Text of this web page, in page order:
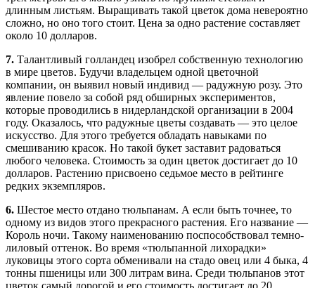
длинным листьям. Выращивать такой цветок дома невероятно
сложно, но оно того стоит. Цена за одно растение составляет
около 10 долларов.
7. Талантливый голландец изобрел собственную технологию
в мире цветов. Будучи владельцем одной цветочной
компании, он выявил новый индивид — радужную розу. Это
явление повело за собой ряд обширных экспериментов,
которые проводились в нидерландской организации в 2004
году. Оказалось, что радужные цветы создавать — это целое
искусство. Для этого требуется обладать навыками по
смешиванию красок. Но такой букет заставит радоваться
любого человека. Стоимость за один цветок достигает до 10
долларов. Растению присвоено седьмое место в рейтинге
редких экземпляров.
6. Шестое место отдано тюльпанам. А если быть точнее, то
одному из видов этого прекрасного растения. Его название —
Король ночи. Такому наименованию поспособствовал темно-
лиловый оттенок. Во время «тюльпанной лихорадки»
луковицы этого сорта обменивали на стадо овец или 4 быка, 4
тонны пшеницы или 300 литрам вина. Среди тюльпанов этот
цветок самый дорогой и его стоимость достигает до 20